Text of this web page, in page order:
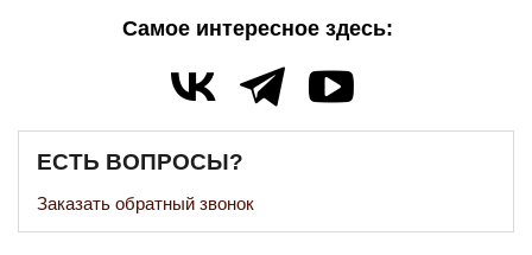
Самое интересное здесь:
ЕСТЬ ВОПРОСЫ?
Заказать обратный звонок